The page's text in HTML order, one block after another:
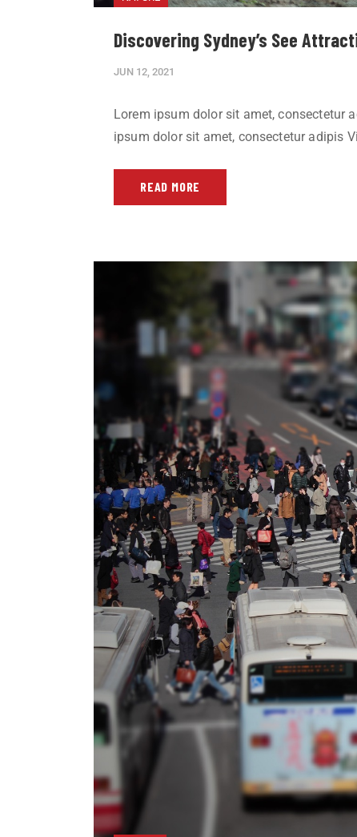
Discovering Sydney’s See
JUN 12, 2021
Lorem ipsum dolor sit amet, consectetur
ipsum dolor sit amet, consectetur adipis
READ MORE